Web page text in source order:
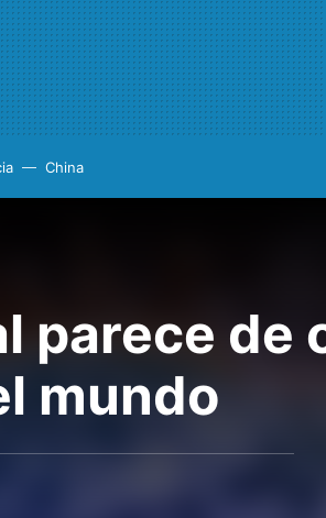
China
parece de
mundo